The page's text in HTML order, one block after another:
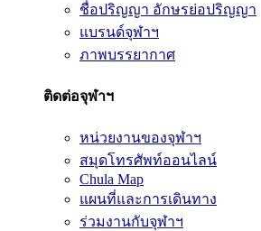
ชื่อปริญญา อักษรย่อปริญญา
แบรนด์จุฬาฯ
ภาพบรรยากาศ
ติดต่อจุฬาฯ
หน่วยงานของจุฬาฯ
สมุดโทรศัพท์ออนไลน์
Chula Map
แผนที่และการเดินทาง
ร่วมงานกับจุฬาฯ